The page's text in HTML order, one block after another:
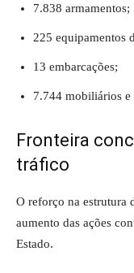
7.838 armamentos;
225 equipamentos
13 embarcações;
7.744 mobiliários e
Fronteira
tráfico
O reforço na estrutura
aumento das ações
Estado.